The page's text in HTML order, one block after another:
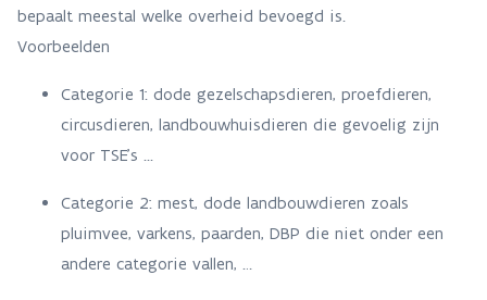
bepaalt meestal welke overheid bevoegd is.
Voorbeelden
Categorie 1: dode gezelschapsdieren, proefdieren,
circusdieren, landbouwhuisdieren die gevoelig zijn
voor TSE’s ...
Categorie 2: mest, dode landbouwdieren zoals
pluimvee, varkens, paarden, DBP die niet onder een
andere categorie vallen, …